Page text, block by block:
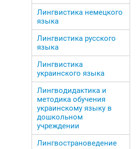
Лингвистика немецкого
языка
Лингвистика русского
языка
Лингвистика
украинского языка
Лингводидактика и
методика обучения
украинскому языку в
дошкольном
учреждении
Лингвострановедение